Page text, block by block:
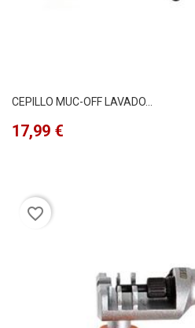
CEPILLO MUC-OFF LAVADO...
Precio
17,99 €
favorite_border